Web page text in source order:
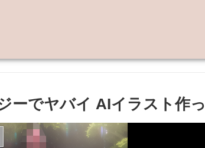
ーでヤバイ AIイラスト作